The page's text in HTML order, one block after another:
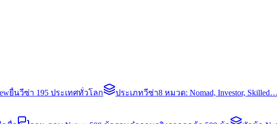
ยื่นวีซ่า 195 ประเทศทั่วโลก ประเภทวีซ่า8 หมวด: Nomad, Investor, Skilled…